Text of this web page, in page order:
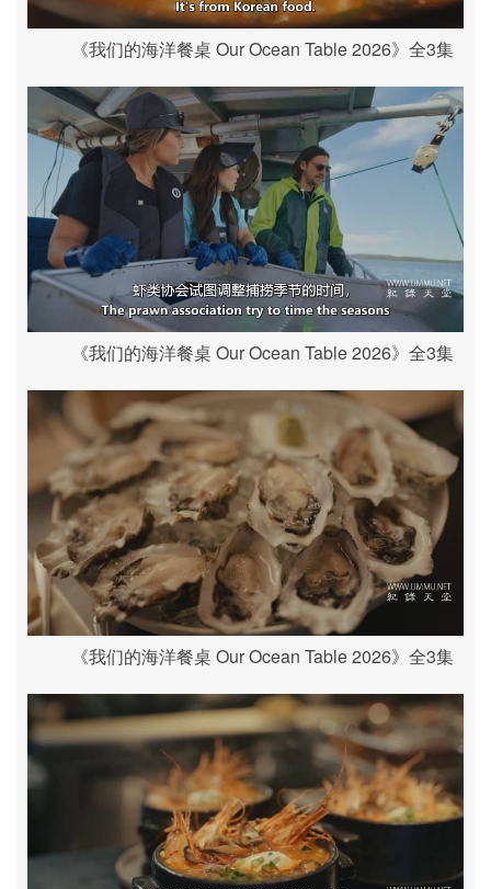
《我们的海洋餐桌 Our Ocean Table 2026》全3集
《我们的海洋餐桌 Our Ocean Table 2026》全3集
《我们的海洋餐桌 Our Ocean Table 2026》全3集